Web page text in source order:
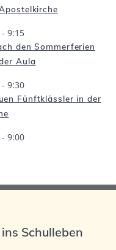
- 9:15
den Sommerferien
Aula
- 9:30
Fünftklässler in der
- 9:00
Schulleben